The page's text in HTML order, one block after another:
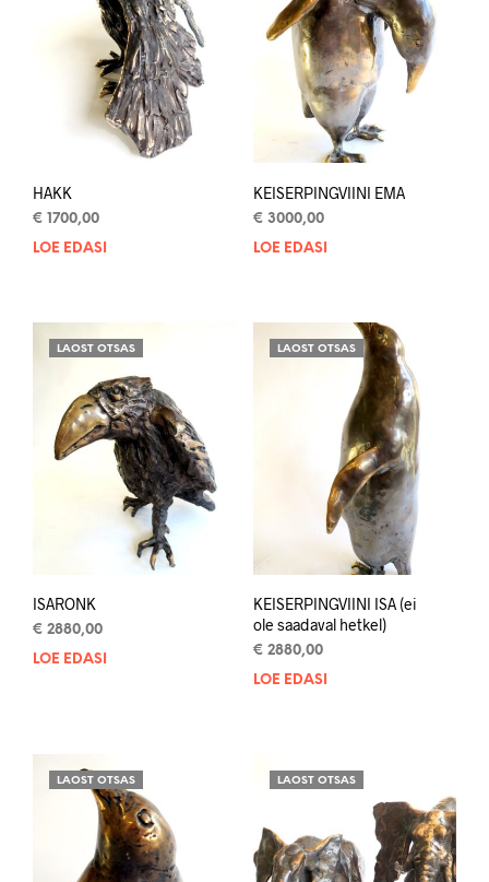
HAKK
€ 1700,00
LOE EDASI
KEISERPINGVIINI EMA
€ 3000,00
LOE EDASI
LAOST OTSAS
ISARONK
€ 2880,00
LOE EDASI
LAOST OTSAS
KEISERPINGVIINI ISA (ei
ole saadaval hetkel)
€ 2880,00
LOE EDASI
LAOST OTSAS LAOST OTSAS